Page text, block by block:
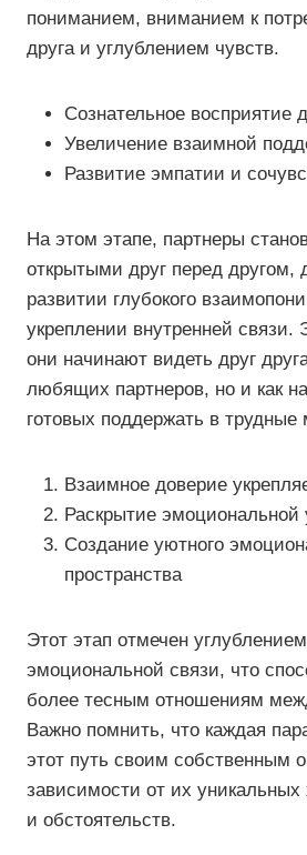
пониманием, вниманием к
друга и углублением чувств.
Сознательное восприятие
Увеличение взаимной
Развитие эмпатии и
На этом этапе, партнеры
открытыми друг перед другом,
развитии глубокого
укреплении внутренней связи.
они начинают видеть друг
любящих партнеров, но и как
готовых поддержать в
Взаимное доверие
Раскрытие эмоциональной
Создание уютного
пространства
Этот этап отмечен
эмоциональной связи, что
более тесным отношениям
Важно помнить, что каждая
этот путь своим собственным
зависимости от их уникальных
и обстоятельств.